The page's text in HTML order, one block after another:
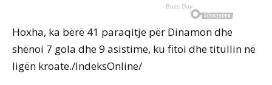
Hoxha, ka bërë 41 paraqitje për Dinamon dhe
shënoi 7 gola dhe 9 asistime, ku fitoi dhe titullin në
ligën kroate./IndeksOnline/